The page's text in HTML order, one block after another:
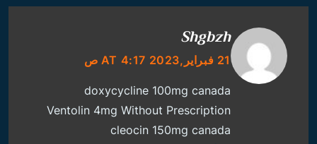
Shgbzh
21 فبراير,2023 AT 4:17 ص
doxycycline 100mg canada
Ventolin 4mg Without Prescription
cleocin 150mg canada